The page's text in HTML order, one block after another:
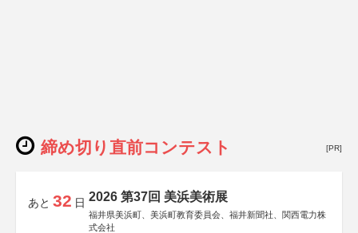
締め切り直前コンテスト [PR]
あと 32 日 2026 第37回 美浜美術展
福井県美浜町、美浜町教育委員会、福井新聞社、関西電力株
式会社